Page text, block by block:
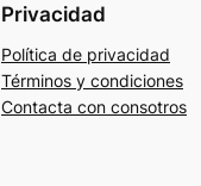
Privacidad
Política de privacidad
Términos y condiciones
Contacta con consotros